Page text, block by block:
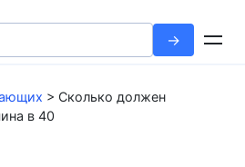
> Сколько должен
в 40